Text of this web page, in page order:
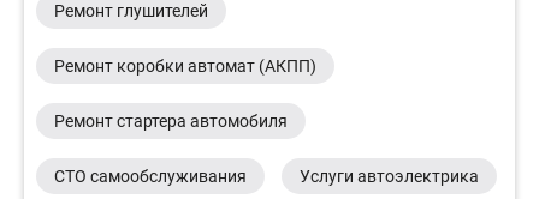
Ремонт глушителей
Ремонт коробки автомат (АКПП)
Ремонт стартера автомобиля
СТО самообслуживания Услуги автоэлектрика